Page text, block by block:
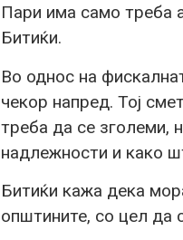
Пари има само треба
Битиќи.
Во однос на
чекор напред. Тој
треба да се зголеми,
надлежности и како
Битиќи кажа дека
општините, со цел да